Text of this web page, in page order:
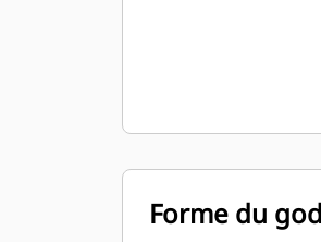
Forme du